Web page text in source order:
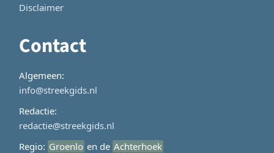
Disclaimer
Contact
Algemeen:
info@streekgids.nl
Redactie:
redactie@streekgids.nl
Regio: Groenlo en de Achterhoek